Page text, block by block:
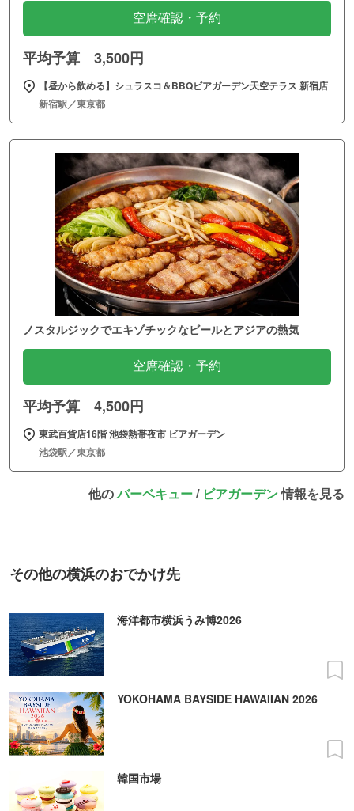
空席確認・予約
平均予算 3,500円
【昼から飲める】シュラスコ＆BBQビアガーデン天空テラス 新宿店
新宿駅／東京都
ノスタルジックでエキゾチックなビールとアジアの熱気
空席確認・予約
平均予算 4,500円
東武百貨店16階 池袋熱帯夜市 ビアガーデン
池袋駅／東京都
他のバーベキュー/ ビアガーデン情報を見る
その他の横浜のおでかけ先
海洋都市横浜うみ博2026
YOKOHAMA BAYSIDE HAWAIIAN 2026
韓国市場